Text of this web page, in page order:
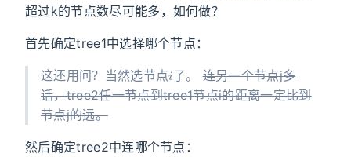
超过k的节点数尽可能多，如何做？
首先确定tree1中选择哪个节点：
这还用问？当然选节点 了。连另一个节点j多
话，tree2任一节点到tree1节点i的距离一定比到
节点j的远。
然后确定tree2中连哪个节点：